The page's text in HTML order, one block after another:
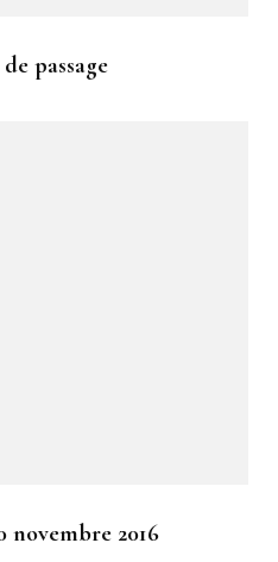
passage
novembre 2016